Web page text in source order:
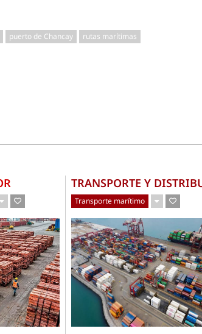
puerto de Chancay
rutas marítimas
TRANSPORTE Y
Transporte marítimo